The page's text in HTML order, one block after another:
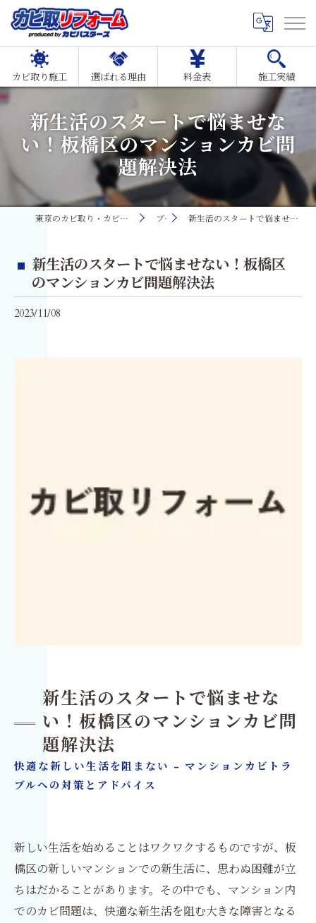
カビ取り施工 選ばれる理由 料金表 施工実績
新生活のスタートで悩ませな
い！板橋区のマンションカビ問
題解決法
東京のカビ取り・カビ対策ならMIST工法®カビ取リフォーム ブログ 新生活のスタートで悩ませない！板橋区のマンションカビ問題解決法
新生活のスタートで悩ませない！板橋区
のマンションカビ問題解決法
2023/11/08
新生活のスタートで悩ませな
い！板橋区のマンションカビ問
題解決法
快適な新しい生活を阻まない - マンションカビトラ
ブルへの対策とアドバイス
新しい生活を始めることはワクワクするものですが、板
橋区の新しいマンションでの新生活に、思わぬ困難が立
ちはだかることがあります。その中でも、マンション内
でのカビ問題は、快適な新生活を阻む大きな障害となる